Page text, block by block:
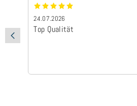
24.07.2026
Top Qualität